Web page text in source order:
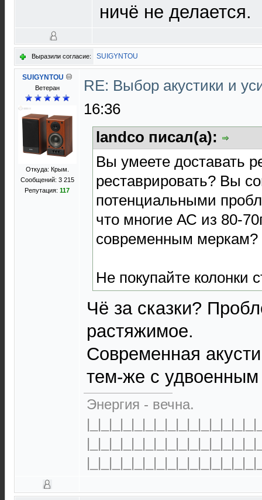
ничё не делается.
Выразили согласие: SUIGYNTOU
SUIGYNTOU
Ветеран
Откуда: Крым.
Сообщений: 3 215
Репутация: 117
RE: Выбор акустики и
16:36
landco писал(а):
Вы умеете доставать
реставрировать? Вы
потенциальными
что многие АС из 80-
современным меркам?
Не покупайте колонки
Чё за сказки?
растяжимое.
Современная
тем-же с
Энергия - вечна.